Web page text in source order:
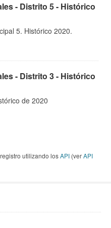
- Distrito 5 - Histórico
5. Histórico 2020.
- Distrito 3 - Histórico
de 2020
utilizando losAPI (verAPI